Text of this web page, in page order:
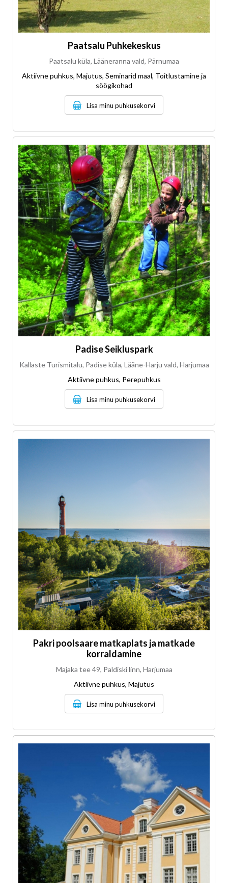
Paatsalu Puhkekeskus
Paatsalu küla, Lääneranna vald, Pärnumaa
Aktiivne puhkus, Majutus, Seminarid maal, Toitlustamine ja
söögikohad
Lisa minu puhkusekorvi
Padise Seikluspark
Kallaste Turismitalu, Padise küla, Lääne-Harju vald, Harjumaa
Aktiivne puhkus, Perepuhkus
Lisa minu puhkusekorvi
Pakri poolsaare matkaplats ja matkade
korraldamine
Majaka tee 49, Paldiski linn, Harjumaa
Aktiivne puhkus, Majutus
Lisa minu puhkusekorvi